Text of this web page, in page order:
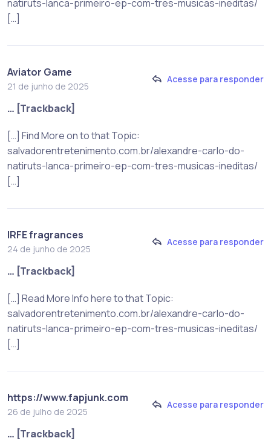
natiruts-lanca-primeiro-ep-com-tres-musicas-ineditas/
[…]
Aviator Game
21 de junho de 2025
Acesse para responder
… [Trackback]
[…] Find More on to that Topic:
salvadorentretenimento.com.br/alexandre-carlo-do-
natiruts-lanca-primeiro-ep-com-tres-musicas-ineditas/
[…]
IRFE fragrances
24 de junho de 2025
Acesse para responder
… [Trackback]
[…] Read More Info here to that Topic:
salvadorentretenimento.com.br/alexandre-carlo-do-
natiruts-lanca-primeiro-ep-com-tres-musicas-ineditas/
[…]
https://www.fapjunk.com
26 de julho de 2025
Acesse para responder
… [Trackback]